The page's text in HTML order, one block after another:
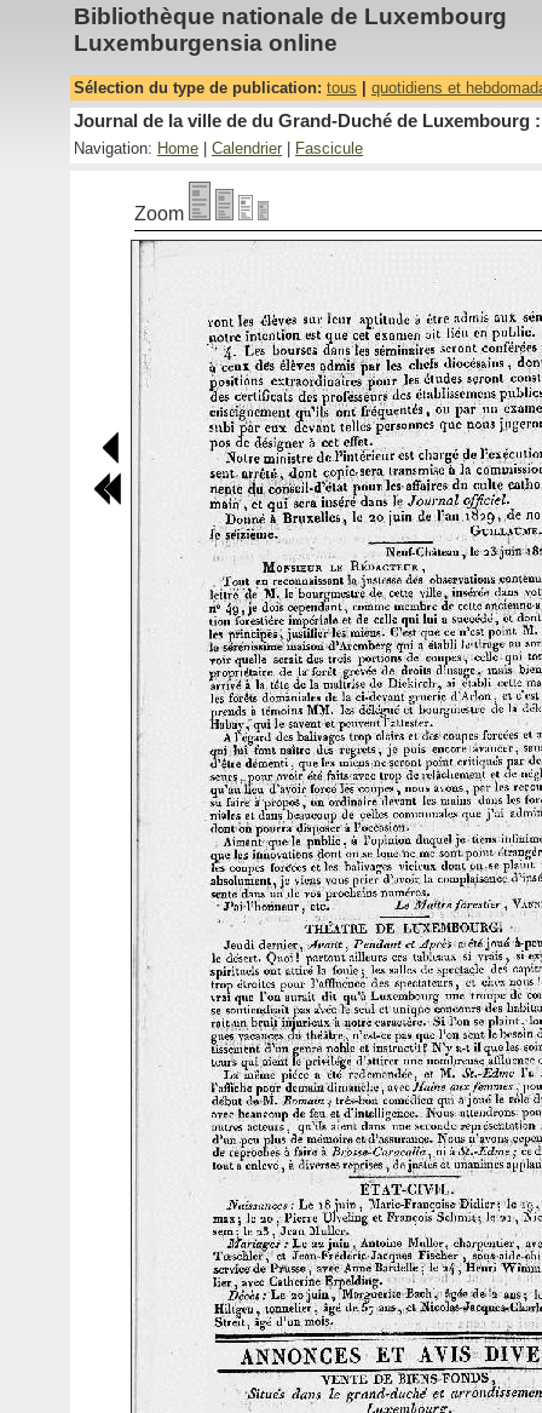
Bibliothèque nationale de Luxembourg
Luxemburgensia online
Sélection du type de publication: tous quotidiens et
Journal de la ville de du Grand-Duché de Luxembourg
Navigation: Home Calendrier Fascicule
Zoom